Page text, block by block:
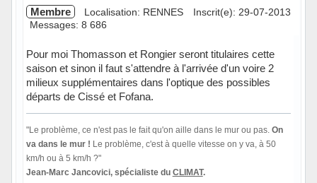
Membre Localisation: RENNES
Inscrit(e): 29-07-2013
Messages: 8 686
Pour moi Thomasson et Rongier seront titulaires cette
saison et sinon il faut s'attendre à l'arrivée d'un voire 2
milieux supplémentaires dans l'optique des possibles
départs de Cissé et Fofana.
"Le problème, ce n'est pas le fait qu'on aille dans le mur ou pas. On
va dans le mur ! Le problème, c'est à quelle vitesse on y va, à 50
km/h ou à 5 km/h ?"
Jean-Marc Jancovici, spécialiste du CLIMAT.